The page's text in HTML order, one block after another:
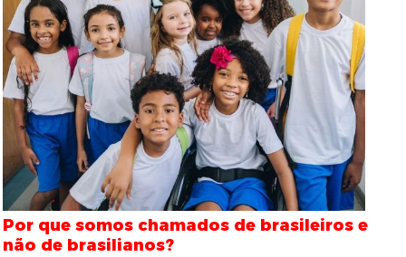
Por que somos chamados de brasileiros e
não de brasilianos?